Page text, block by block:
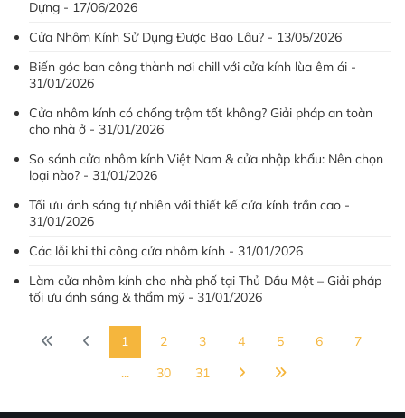
Dựng - 17/06/2026
Cửa Nhôm Kính Sử Dụng Được Bao Lâu? - 13/05/2026
Biến góc ban công thành nơi chill với cửa kính lùa êm ái -
31/01/2026
Cửa nhôm kính có chống trộm tốt không? Giải pháp an toàn
cho nhà ở - 31/01/2026
So sánh cửa nhôm kính Việt Nam & cửa nhập khẩu: Nên chọn
loại nào? - 31/01/2026
Tối ưu ánh sáng tự nhiên với thiết kế cửa kính trần cao -
31/01/2026
Các lỗi khi thi công cửa nhôm kính - 31/01/2026
Làm cửa nhôm kính cho nhà phố tại Thủ Dầu Một – Giải pháp
tối ưu ánh sáng & thẩm mỹ - 31/01/2026
1 2 3 4 5 6
7
...
30 31